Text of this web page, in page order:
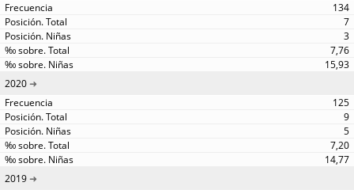
134
7
3
7,76
15,93
2020
125
9
5
7,20
14,77
2019